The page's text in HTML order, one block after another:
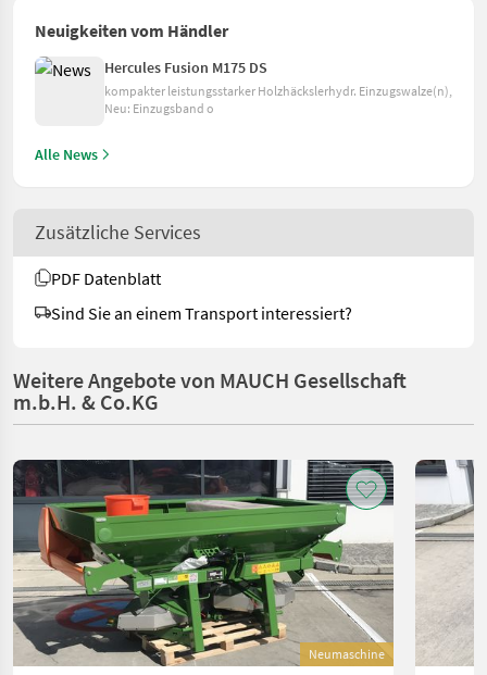
Neuigkeiten vom Händler
Hercules Fusion M175 DS
kompakter leistungsstarker Holzhäckslerhydr. Einzugswalze(n),
Neu: Einzugsband o
Alle News
Zusätzliche Services
PDF Datenblatt
Sind Sie an einem Transport interessiert?
Weitere Angebote von MAUCH Gesellschaft
m.b.H. & Co.KG
Neumaschine